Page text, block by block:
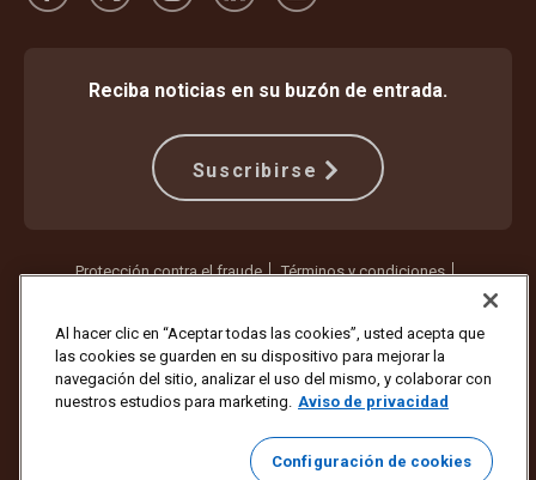
Reciba noticias en su buzón de entrada.
Suscribirse
Protección contra el fraude
Términos y condiciones
Copyright © 1994-2026 United Parcel Service of America, Inc. Todos
los derechos reservados. ¿Ya no quiere recibir actualizaciones por
correo electrónico?
Cancelar la suscripción aquí
Para actualizar todas las demás preferencias de correo electrónico o
cancelar la suscripción a los correos electrónicos de marketing de
Al hacer clic en “Aceptar todas las cookies”, usted acepta que
las cookies se guarden en su dispositivo para mejorar la
navegación del sitio, analizar el uso del mismo, y colaborar con
nuestros estudios para marketing. Aviso de privacidad
Configuración de cookies